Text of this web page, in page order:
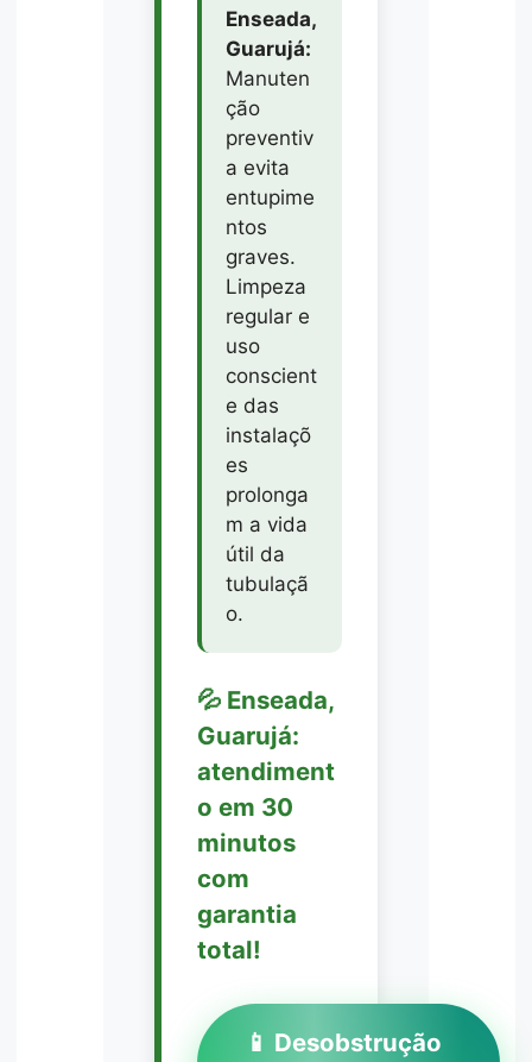
Enseada,
Guarujá:
Manuten
ção
preventiv
a evita
entupime
ntos
graves.
Limpeza
regular e
uso
conscient
e das
instalaçõ
es
prolonga
m a vida
útil da
tubulaçã
o.
💦 Enseada,
Guarujá:
atendiment
o em 30
minutos
com
garantia
total!
📱 Desobstrução